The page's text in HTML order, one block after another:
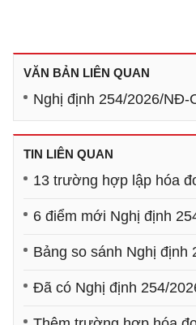
VĂN BẢN LIÊN QUAN
Nghị định 254/2026/
TIN LIÊN QUAN
13 trường hợp lập hóa
6 điểm mới Nghị định
Bảng so sánh Nghị
Đã có Nghị định 254/